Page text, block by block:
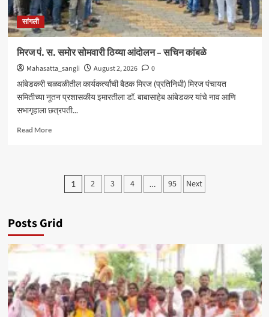
सांगली
मिरज पं. स. समोर सोमवारी ठिय्या आंदोलन – सचिन कांबळे
Mahasatta_sangli August 2, 2026
0
आंबेडकरी चळवळीतील कार्यकर्त्यांची बैठक मिरज (प्रतिनिधी) मिरज पंचायत
समितीच्या नूतन प्रशासकीय इमारतीला डॉ. बाबासाहेब आंबेडकर यांचे नाव आणि
सभागृहाला छत्रपती...
Read MoreRead
ठिय्या
आंदोलन
Posts
1 2 3 4 … 95 Next
Posts Grid